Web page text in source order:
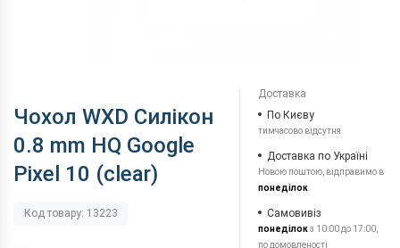
Чохол WXD Силікон
0.8 mm HQ Google
Pixel 10 (clear)
Код товару: 13223
Доставка
По Києву
тимчасово відсутня
Доставка по Україні
Новою поштою, відправимо в
понеділок
Самовивіз
понеділокз 10:00 до 17:00,
по домовленості